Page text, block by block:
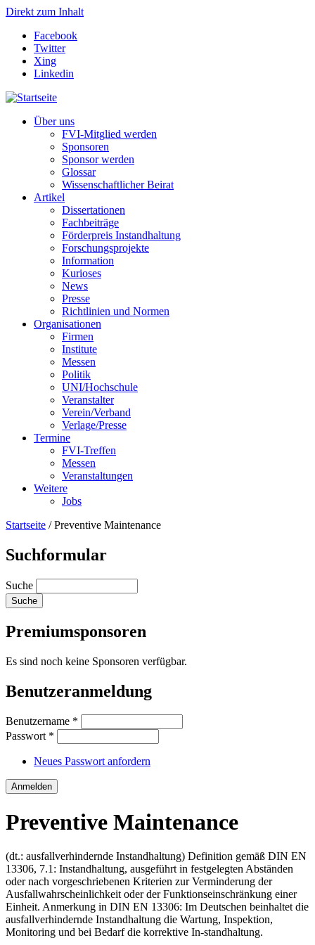
Direkt zum Inhalt
Facebook
Twitter
Xing
Linkedin
Über uns
FVI-Mitglied werden
Sponsoren
Sponsor werden
Glossar
Wissenschaftlicher Beirat
Artikel
Dissertationen
Fachbeiträge
Förderpreis Instandhaltung
Forschungsprojekte
Information
Kurioses
News
Presse
Richtlinien und Normen
Organisationen
Firmen
Institute
Messen
Politik
UNI/Hochschule
Veranstalter
Verein/Verband
Verlage/Presse
Termine
FVI-Treffen
Messen
Veranstaltungen
Weitere
Jobs
Startseite /Preventive Maintenance
Suchformular
Suche
Premiumsponsoren
Es sind noch keine Sponsoren verfügbar.
Benutzeranmeldung
Benutzername *
Passwort *
Neues Passwort anfordern
Preventive Maintenance
(dt.: ausfallverhindernde Instandhaltung) Definition gemäß DIN EN
13306, 7.1: Instandhaltung, ausgeführt in festgelegten Abständen
oder nach vorgeschriebenen Kriterien zur Verminderung der
Ausfallwahrscheinlichkeit oder der Funktionseinschränkung einer
Einheit. Anmerkung in DIN EN 13306: Im Deutschen beinhaltet die
ausfallverhindernde Instandhaltung die Wartung, Inspektion,
Monitoring und bei Bedarf die korrektive In-standhaltung.